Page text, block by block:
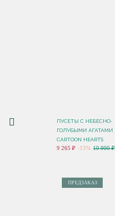
ПУСЕТЫ C НЕБЕСНО-
ГОЛУБЫМИ АГАТАМИ
CARTOON HEARTS
9 265 ₽ -15% 10 900 ₽
ПРЕДЗАКАЗ